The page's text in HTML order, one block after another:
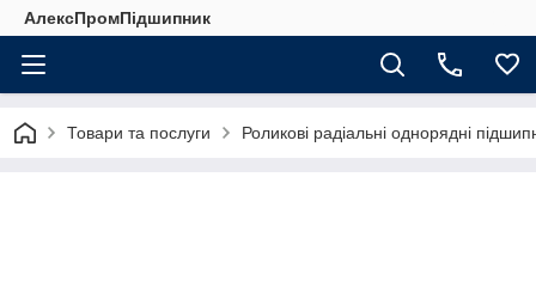
АлексПромПідшипник
Товари та послуги Роликові радіальні однорядні